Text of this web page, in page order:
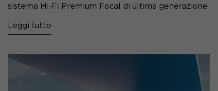
sistema Hi-Fi Premium Focal di ultima generazione.
Leggi tutto